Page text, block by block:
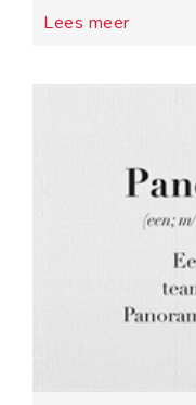
Lees meer